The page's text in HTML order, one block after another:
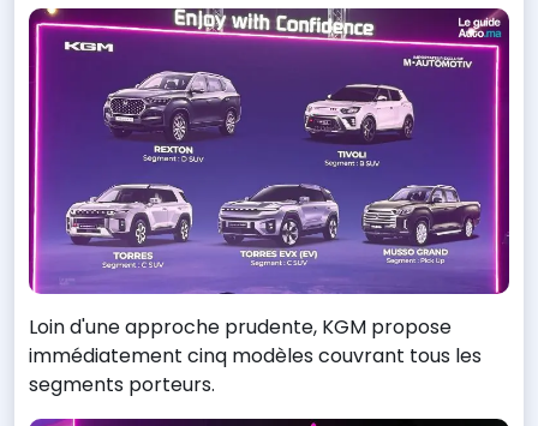
Loin d'une approche prudente, KGM propose
immédiatement cinq modèles couvrant tous les
segments porteurs.